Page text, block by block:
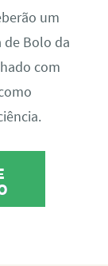
um
de Bolo da
com